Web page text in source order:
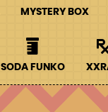
MYSTERY BOX
SODA FUNKO